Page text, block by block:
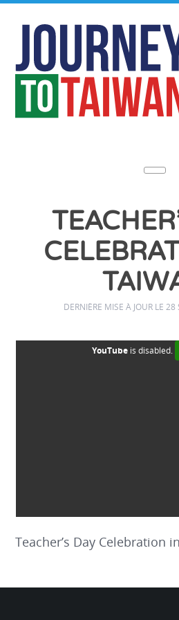
DERNIÈRE MISE À JOUR LE
YouTubeis disabled.
Teacher’s Day Celebration